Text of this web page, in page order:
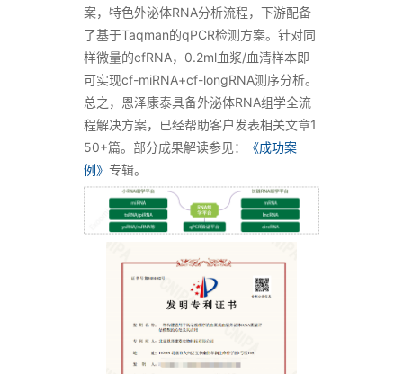
案，特色外泌体RNA分析流程，下游配备
了基于Taqman的qPCR检测方案。针对同
样微量的cfRNA，0.2ml血浆/血清样本即
可实现cf-miRNA+cf-longRNA测序分析。
总之，恩泽康泰具备外泌体RNA组学全流
程解决方案，已经帮助客户发表相关文章1
50+篇。部分成果解读参见：
《成功案
例》 专辑。